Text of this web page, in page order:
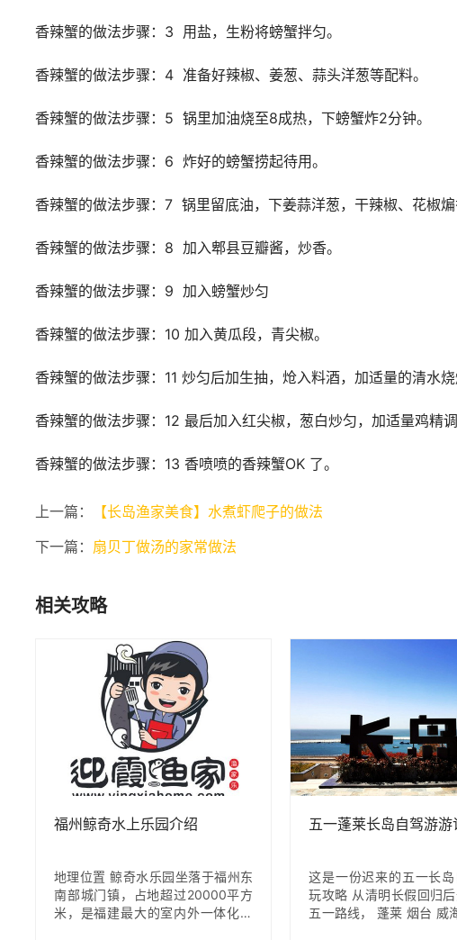
香辣蟹的做法步骤：3  用盐，生粉将螃蟹拌匀。
香辣蟹的做法步骤：4  准备好辣椒、姜葱、蒜头洋葱等配料。
香辣蟹的做法步骤：5  锅里加油烧至8成热，下螃蟹炸2分钟。
香辣蟹的做法步骤：6  炸好的螃蟹捞起待用。
香辣蟹的做法步骤：7  锅里留底油，下姜蒜洋葱，干辣椒、花椒煸
香辣蟹的做法步骤：8  加入郫县豆瓣酱，炒香。
香辣蟹的做法步骤：9  加入螃蟹炒匀
香辣蟹的做法步骤：10 加入黄瓜段，青尖椒。
香辣蟹的做法步骤：11 炒匀后加生抽，炝入料酒，加适量的清水烧
香辣蟹的做法步骤：12 最后加入红尖椒，葱白炒匀，加适量鸡精调
香辣蟹的做法步骤：13 香喷喷的香辣蟹OK 了。
上一篇：
【长岛渔家美食】水煮虾爬子的做法
下一篇： 扇贝丁做汤的家常做法
相关攻略
福州鲸奇水上乐园介绍
地理位置 鲸奇水乐园坐落于福州东
南部城门镇，占地超过20000平方
米，是福建最大的室内外一体化水
五一蓬莱长岛自驾游游
这是一份迟来的五一长
玩攻略 从清明长假回归
五一路线， 蓬莱 烟台 威